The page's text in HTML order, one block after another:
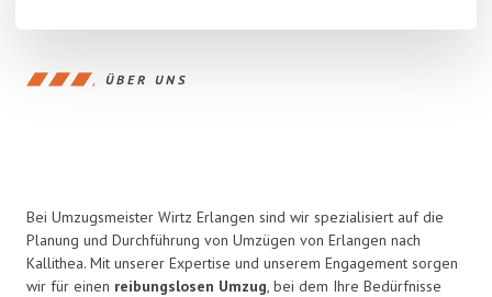
ÜBER UNS
Bei Umzugsmeister Wirtz Erlangen sind wir spezialisiert auf die
Planung und Durchführung von Umzügen von Erlangen nach
Kallithea. Mit unserer Expertise und unserem Engagement sorgen
wir für einen reibungslosen Umzug, bei dem Ihre Bedürfnisse